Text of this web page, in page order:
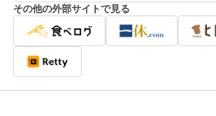
その他の外部サイトで見る